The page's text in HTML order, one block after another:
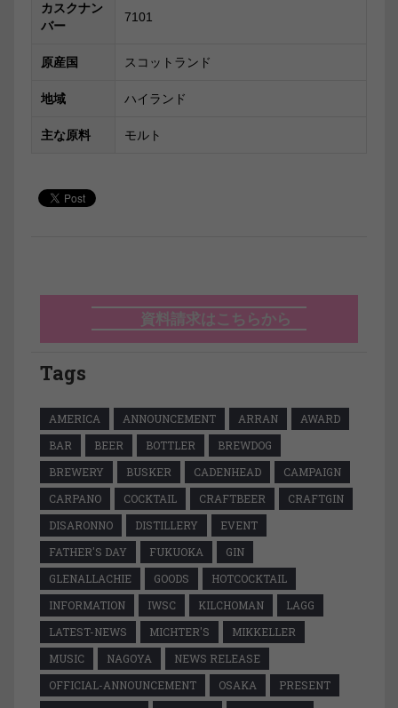
カスクナン
バー
7101
原産国 スコットランド
地域 ハイランド
主な原料 モルト
資料請求はこちらから
Tags
AMERICA ANNOUNCEMENT ARRAN
AWARD
BAR
BEER BOTTLER
BREWDOG
BREWERY
BUSKER CADENHEAD
CAMPAIGN
CARPANO
COCKTAIL CRAFTBEER
CRAFTGIN
DISARONNO
DISTILLERY
EVENT
FATHER'S DAY
FUKUOKA
GIN
GLENALLACHIE
GOODS
HOTCOCKTAIL
INFORMATION
IWSC KILCHOMAN
LAGG
LATEST-NEWS
MICHTER'S
MIKKELLER
MUSIC
NAGOYA
NEWS RELEASE
OFFICIAL-ANNOUNCEMENT
OSAKA
PRESENT